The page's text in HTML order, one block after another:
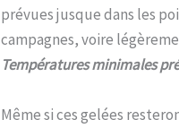
prévues jusque dans les
campagnes, voire
Températures minimales
Même si ces gelées